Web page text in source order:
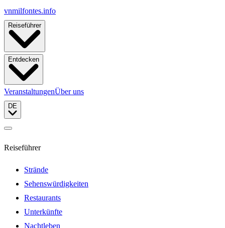
vnmilfontes.info
Reiseführer
Entdecken
VeranstaltungenÜber uns
DE
Reiseführer
Strände
Sehenswürdigkeiten
Restaurants
Unterkünfte
Nachtleben